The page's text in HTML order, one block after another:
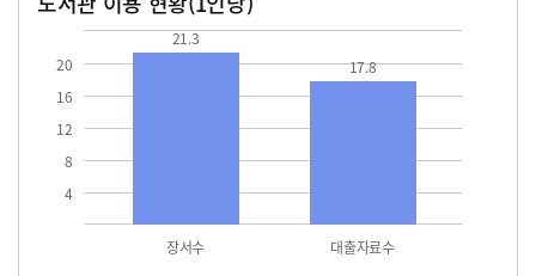
4
8
12
16
20
장서수 대출자료수
21.3
17.8